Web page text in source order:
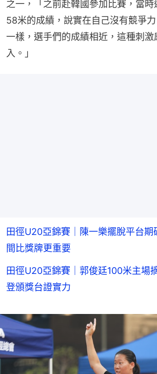
之一，「之前赴韓國參加比賽，當時
58米的成績，說實在自己沒有競爭
一樣，選手們的成績相近，這種刺激
入。」
田徑U20亞錦賽｜陳一樂擺脫平台
間比獎牌更重要
田徑U20亞錦賽｜郭俊廷100米主
登頒獎台證實力